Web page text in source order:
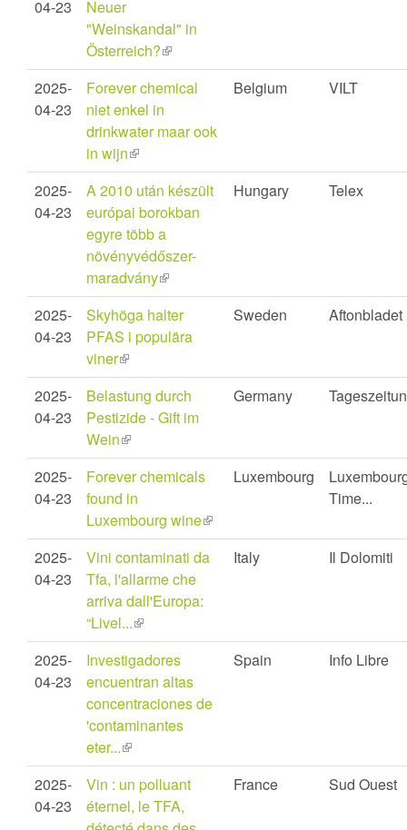
04-23
Neuer
"Weinskandal" in
Österreich?(link
is
external)
2025-
04-23
Forever chemical
niet enkel in
drinkwater maar ook
in wijn(link
is
external)
Belgium VILT
2025-
04-23
A 2010 után készült
európai borokban
egyre több a
növényvédőszer-
maradvány(link
is
external)
Hungary Telex
2025-
04-23
Skyhöga halter
PFAS i populära
viner(link
is
external)
Sweden Aftonbladet
2025-
04-23
Belastung durch
Pestizide - Gift im
Wein(link
is
external)
Germany
2025-
04-23
Forever chemicals
found in
Luxembourg wine(link
is
external)
Luxembourg
Time...
2025-
04-23
Vini contaminati da
Tfa, l'allarme che
arriva dall'Europa:
“Livel...(link
is
external)
Italy Il Dolomiti
2025-
04-23
Investigadores
encuentran altas
concentraciones de
'contaminantes
eter...(link
is
external)
Spain Info Libre
2025-
04-23
Vin : un polluant
éternel, le TFA,
France Sud Ouest